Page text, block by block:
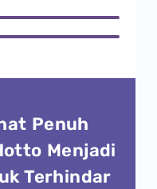
Penuh
Menjadi
Terhindar